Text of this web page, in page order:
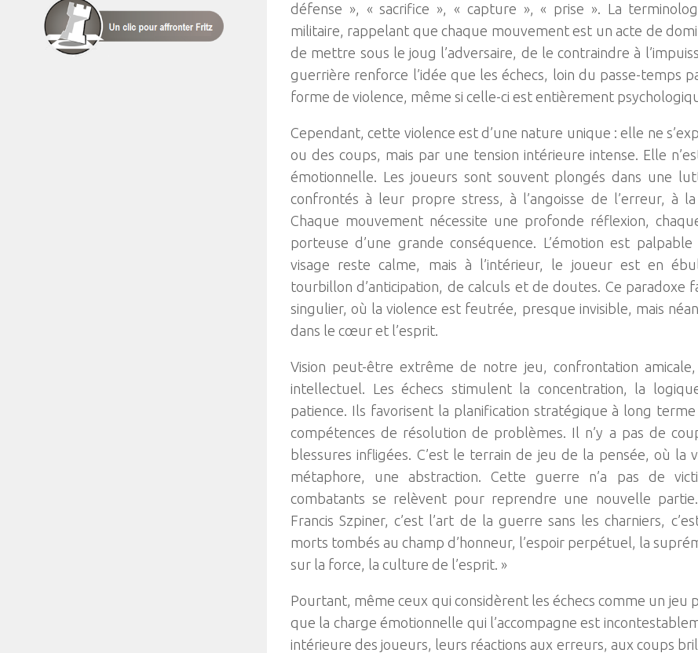
défense », « sacrifice », « capture », « prise ». La
militaire, rappelant que chaque mouvement est un acte de
de mettre sous le joug l’adversaire, de le contraindre à
guerrière renforce l’idée que les échecs, loin du passe-temps
forme de violence, même si celle-ci est entièrement
Cependant, cette violence est d’une nature unique : elle ne
ou des coups, mais par une tension intérieure intense. Elle
émotionnelle. Les joueurs sont souvent plongés dans une
confrontés à leur propre stress, à l’angoisse de l’erreur, à
Chaque mouvement nécessite une profonde réflexion,
porteuse d’une grande conséquence. L’émotion est
visage reste calme, mais à l’intérieur, le joueur est en
tourbillon d’anticipation, de calculs et de doutes. Ce paradoxe
singulier, où la violence est feutrée, presque invisible, mais
dans le cœur et l’esprit.
Vision peut-être extrême de notre jeu, confrontation
intellectuel. Les échecs stimulent la concentration, la
patience. Ils favorisent la planification stratégique à long
compétences de résolution de problèmes. Il n’y a pas de
blessures infligées. C’est le terrain de jeu de la pensée, où la
métaphore, une abstraction. Cette guerre n’a pas de
combatants se relèvent pour reprendre une nouvelle
Francis Szpiner, c’est l’art de la guerre sans les charniers,
morts tombés au champ d’honneur, l’espoir perpétuel, la
sur la force, la culture de l’esprit. »
Pourtant, même ceux qui considèrent les échecs comme un jeu
que la charge émotionnelle qui l’accompagne est
intérieure des joueurs, leurs réactions aux erreurs, aux coups